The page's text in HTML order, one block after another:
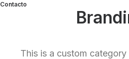
Contacto
This is a custom